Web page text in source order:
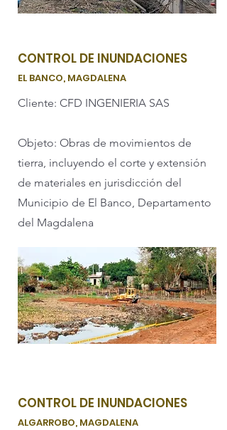
CONTROL DE INUNDACIONES
EL BANCO, MAGDALENA
Cliente: CFD INGENIERIA SAS
Objeto: Obras de movimientos de
tierra, incluyendo el corte y extensión
de materiales en jurisdicción del
Municipio de El Banco, Departamento
del Magdalena
CONTROL DE INUNDACIONES
ALGARROBO, MAGDALENA